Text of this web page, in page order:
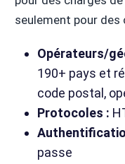
seulement pour des
Opérateurs/
190+ pays et
code postal,
Protocoles :
passe